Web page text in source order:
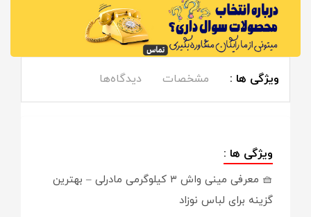
ویژگی ها : مشخصات دیدگاه‌ها
ویژگی ها :
🧺 معرفی مینی واش ۳ کیلوگرمی مادرلی – بهترین
گزینه برای لباس نوزاد